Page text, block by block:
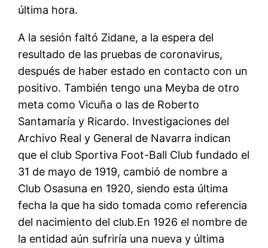
última hora.
A la sesión faltó Zidane, a la espera del
resultado de las pruebas de coronavirus,
después de haber estado en contacto con un
positivo. También tengo una Meyba de otro
meta como Vicuña o las de Roberto
Santamaría y Ricardo. Investigaciones del
Archivo Real y General de Navarra indican
que el club Sportiva Foot-Ball Club fundado el
31 de mayo de 1919, cambió de nombre a
Club Osasuna en 1920, siendo esta última
fecha la que ha sido tomada como referencia
del nacimiento del club.En 1926 el nombre de
la entidad aún sufriría una nueva y última